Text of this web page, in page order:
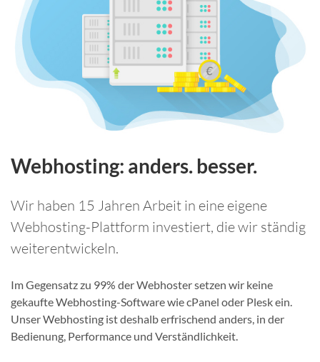
Webhosting: anders. besser.
Wir haben 15 Jahren Arbeit in eine eigene
Webhosting-Plattform investiert, die wir ständig
weiterentwickeln.
Im Gegensatz zu 99% der Webhoster setzen wir keine
gekaufte Webhosting-Software wie cPanel oder Plesk ein.
Unser Webhosting ist deshalb erfrischend anders, in der
Bedienung, Performance und Verständlichkeit.